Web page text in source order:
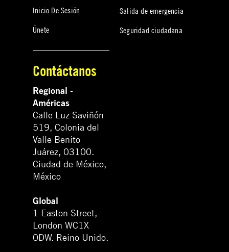
Inicio De Sesión
Únete
Salida de emergencia
Seguridad ciudadana
Contáctanos
Regional -
Américas
Calle Luz Saviñón
519, Colonia del
Valle Benito
Juárez, 03100.
Ciudad de México,
México
Global
1 Easton Street,
London WC1X
0DW. Reino Unido.